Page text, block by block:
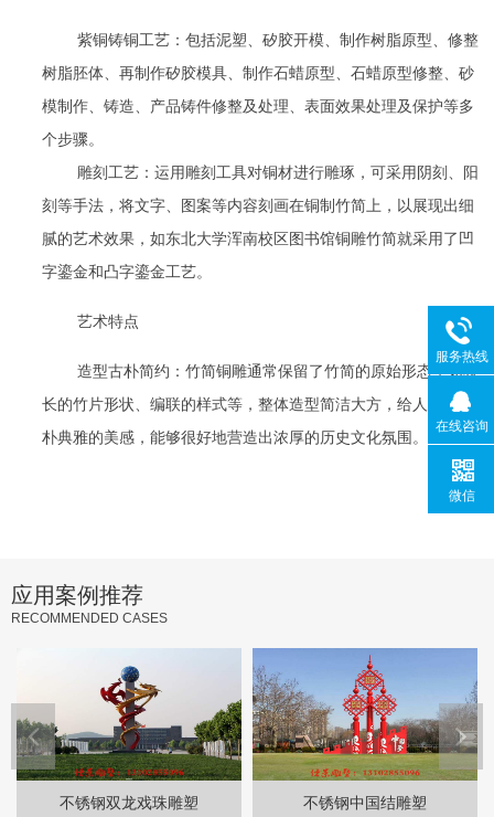
紫铜铸铜工艺：包括泥塑、矽胶开模、制作树脂原型、修整
树脂胚体、再制作矽胶模具、制作石蜡原型、石蜡原型修整、砂
模制作、铸造、产品铸件修整及处理、表面效果处理及保护等多
个步骤。
雕刻工艺：运用雕刻工具对铜材进行雕琢，可采用阴刻、阳
刻等手法，将文字、图案等内容刻画在铜制竹简上，以展现出细
腻的艺术效果，如东北大学浑南校区图书馆铜雕竹简就采用了凹
字鎏金和凸字鎏金工艺。
艺术特点
造型古朴简约：竹简铜雕通常保留了竹简的原始形态，如狭
长的竹片形状、编联的样式等，整体造型简洁大方，给人一种古
朴典雅的美感，能够很好地营造出浓厚的历史文化氛围。
应用案例推荐
RECOMMENDED CASES
不锈钢双龙戏珠雕塑 不锈钢中国结雕塑
服务热线
在线咨询
微信